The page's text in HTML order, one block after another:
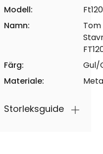
Modell:
Namn:
Färg:
Gul/
Materiale:
Storleksguide